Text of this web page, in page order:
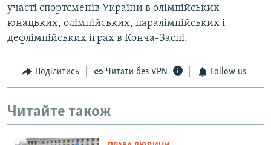
участі спортсменів України в олімпійських
юнацьких, олімпійських, паралімпійських і
дефлімпійських іграх в Конча-Заспі.
Поділитись Читати без VPN Follow us
Читайте також